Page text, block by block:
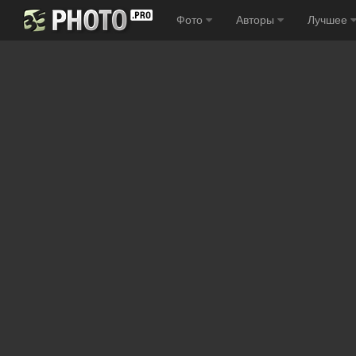
Фото Авторы Лучшее